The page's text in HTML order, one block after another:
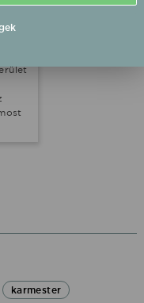
karmester